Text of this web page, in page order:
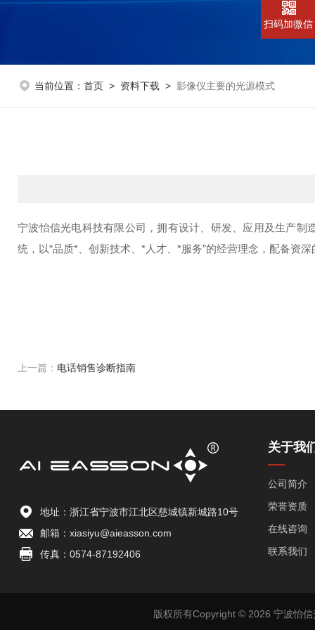
当前位置： 首页 > 资料下载 > 影像仪主要的光源模式
宁波怡信光电科技有限公司，拥有设计、研发、应用及生产
统，以“品质*、创新技术、*人才、*服务”的经营理念，配备资
上一篇： 电话销售诊断指南
地址：浙江省宁波市江北区慈城镇新城路10号
邮箱：xiasiyu@aieasson.com
传真：0574-87192406
关于我
公司简介
荣誉资质
在线咨询
联系我们
版权所有Copyright © 2026 宁波怡
扫码加微信